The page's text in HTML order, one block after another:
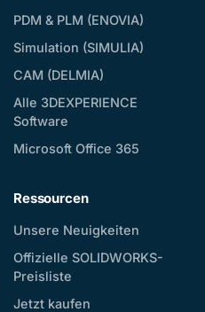
PDM & PLM (ENOVIA)
Simulation (SIMULIA)
CAM (DELMIA)
Alle 3DEXPERIENCE
Software
Microsoft Office 365
Ressourcen
Unsere Neuigkeiten
Offizielle SOLIDWORKS-
Preisliste
Jetzt kaufen